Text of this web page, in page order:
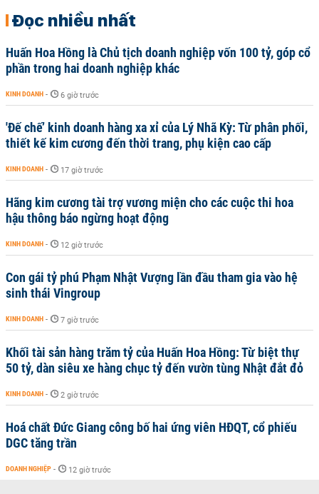
Đọc nhiều nhất
Huấn Hoa Hồng là Chủ tịch doanh nghiệp vốn 100 tỷ, góp cổ
phần trong hai doanh nghiệp khác
KINH DOANH - 6 giờ trước
'Đế chế’ kinh doanh hàng xa xỉ của Lý Nhã Kỳ: Từ phân phối,
thiết kế kim cương đến thời trang, phụ kiện cao cấp
KINH DOANH - 17 giờ trước
Hãng kim cương tài trợ vương miện cho các cuộc thi hoa
hậu thông báo ngừng hoạt động
KINH DOANH - 12 giờ trước
Con gái tỷ phú Phạm Nhật Vượng lần đầu tham gia vào hệ
sinh thái Vingroup
KINH DOANH - 7 giờ trước
Khối tài sản hàng trăm tỷ của Huấn Hoa Hồng: Từ biệt thự
50 tỷ, dàn siêu xe hàng chục tỷ đến vườn tùng Nhật đắt đỏ
KINH DOANH - 2 giờ trước
Hoá chất Đức Giang công bố hai ứng viên HĐQT, cổ phiếu
DGC tăng trần
DOANH NGHIỆP - 12 giờ trước